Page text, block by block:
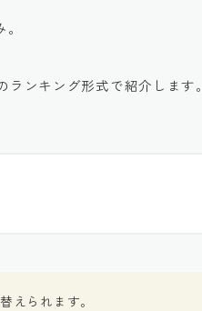
ンキング形式で紹介します。
えられます。